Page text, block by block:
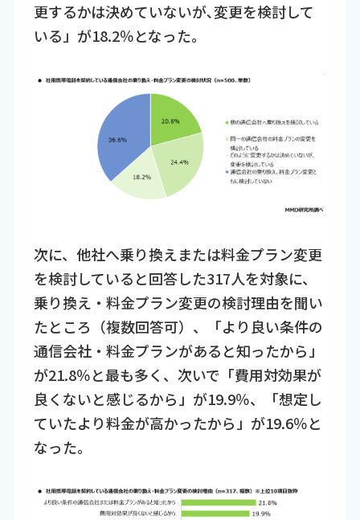
更するかは決めていないが､変更を検討して
いる」が18.2％となった。
次に、他社へ乗り換えまたは料金プラン変更
を検討していると回答した317人を対象に、
乗り換え・料金プラン変更の検討理由を聞い
たところ（複数回答可）、「より良い条件の
通信会社・料金プランがあると知ったから」
が21.8％と最も多く、次いで「費用対効果が
良くないと感じるから」が19.9％、「想定し
ていたより料金が高かったから」が19.6％と
なった。